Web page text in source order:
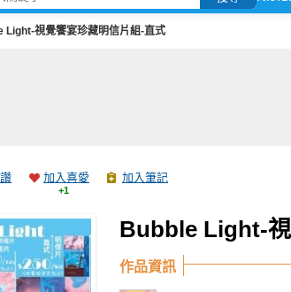
Light-視覺饗宴珍藏明信片組-直式
加入喜愛
+1
加入筆記
Bubble Light-
作品資訊